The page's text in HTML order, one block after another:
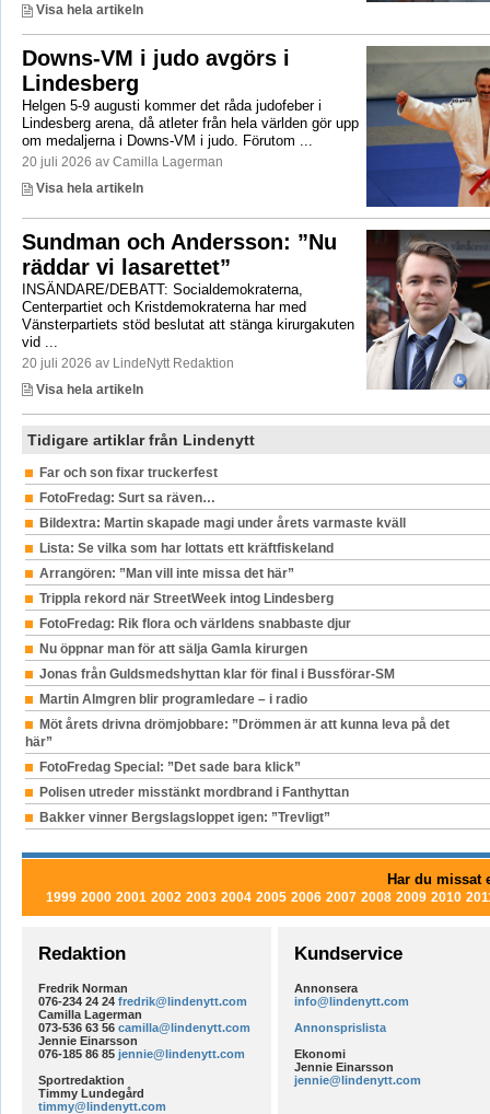
Visa hela artikeln
Downs-VM i judo avgörs i
Lindesberg
Helgen 5-9 augusti kommer det råda judofeber i
Lindesberg arena, då atleter från hela världen gör upp
om medaljerna i Downs-VM i judo. Förutom ...
20 juli 2026 av Camilla Lagerman
Visa hela artikeln
Sundman och Andersson: ”Nu
räddar vi lasarettet”
INSÄNDARE/DEBATT: Socialdemokraterna,
Centerpartiet och Kristdemokraterna har med
Vänsterpartiets stöd beslutat att stänga kirurgakuten
vid ...
20 juli 2026 av LindeNytt Redaktion
Visa hela artikeln
Tidigare artiklar från Lindenytt
Far och son fixar truckerfest
FotoFredag: Surt sa räven…
Bildextra: Martin skapade magi under årets varmaste kväll
Lista: Se vilka som har lottats ett kräftfiskeland
Arrangören: ”Man vill inte missa det här”
Trippla rekord när StreetWeek intog Lindesberg
FotoFredag: Rik flora och världens snabbaste djur
Nu öppnar man för att sälja Gamla kirurgen
Jonas från Guldsmedshyttan klar för final i Bussförar-SM
Martin Almgren blir programledare – i radio
Möt årets drivna drömjobbare: ”Drömmen är att kunna leva på det
här”
FotoFredag Special: ”Det sade bara klick”
Polisen utreder misstänkt mordbrand i Fanthyttan
Bakker vinner Bergslagsloppet igen: ”Trevligt”
Har du missat
1999 2000 2001 2002 2003 2004 2005 2006 2007 2008 2009 2010
Redaktion
Fredrik Norman
076-234 24 24 fredrik@lindenytt.com
Camilla Lagerman
073-536 63 56 camilla@lindenytt.com
Jennie Einarsson
076-185 86 85 jennie@lindenytt.com
Sportredaktion
Timmy Lundegård
timmy@lindenytt.com
Kundservice
Annonsera
info@lindenytt.com
Annonsprislista
Ekonomi
Jennie Einarsson
jennie@lindenytt.com